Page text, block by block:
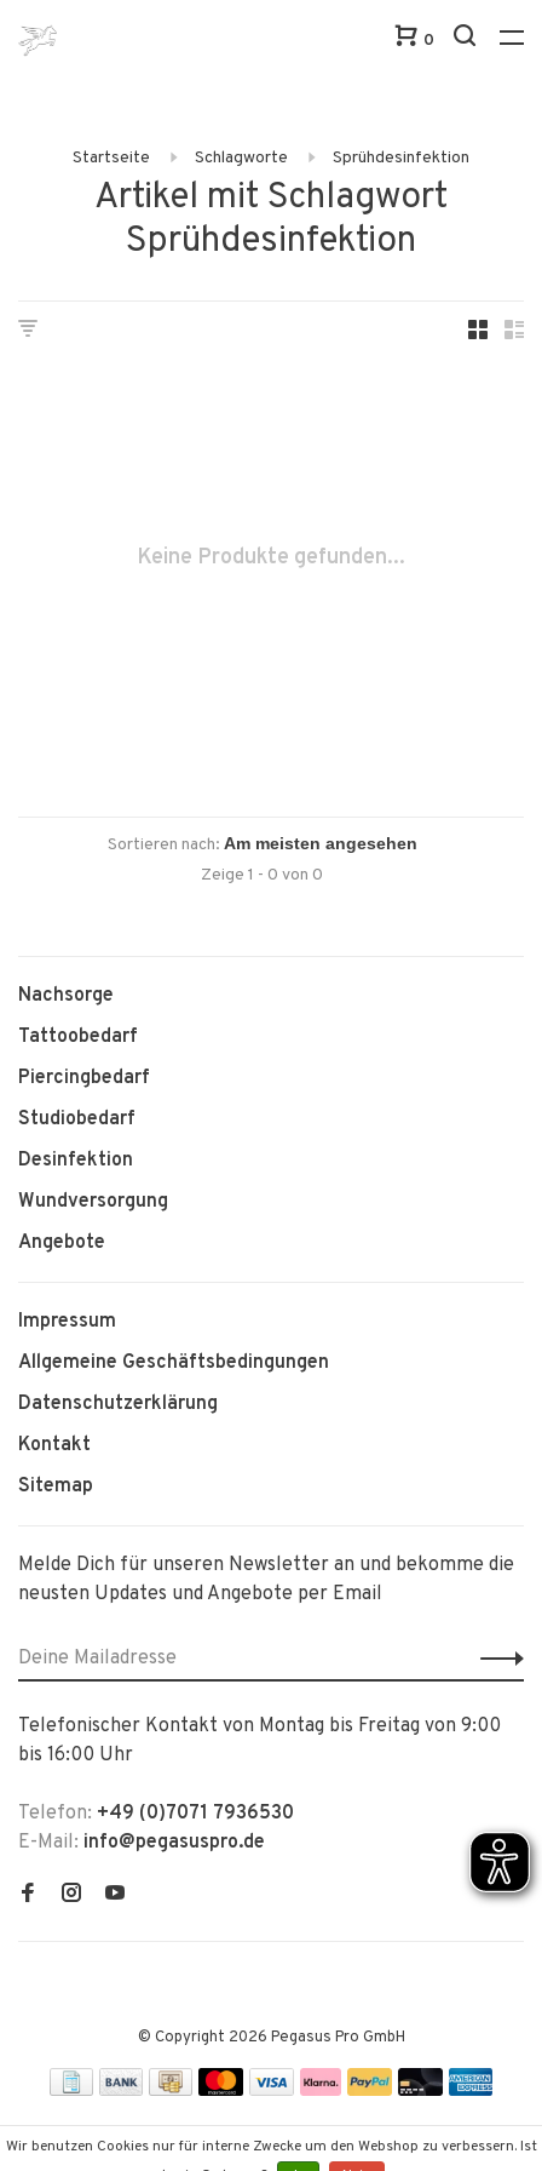
0
Startseite Schlagworte Sprühdesinfektion
Artikel mit Schlagwort
Sprühdesinfektion
Keine Produkte gefunden...
Sortieren nach:
Zeige 1 - 0 von 0
Nachsorge
Tattoobedarf
Piercingbedarf
Studiobedarf
Desinfektion
Wundversorgung
Angebote
Impressum
Allgemeine Geschäftsbedingungen
Datenschutzerklärung
Kontakt
Sitemap
Melde Dich für unseren Newsletter an und bekomme die
neusten Updates und Angebote per Email
Telefonischer Kontakt von Montag bis Freitag von 9:00
bis 16:00 Uhr
Telefon: +49 (0)7071 7936530
E-Mail: info@pegasuspro.de
© Copyright 2026 Pegasus Pro GmbH
Wir benutzen Cookies nur für interne Zwecke um den Webshop zu verbessern. Ist